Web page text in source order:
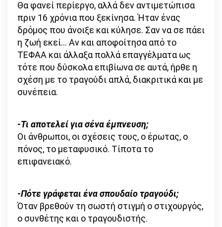
Θα φανεί περίεργο, αλλά δεν αντιμετώπισα
πριν 16 χρόνια που ξεκίνησα. Ήταν ένας
δρόμος που άνοιξε και κύλησε. Σαν να σε πάει
η ζωή εκεί… Αν και αποφοίτησα από το
ΤΕΦΑΑ και άλλαξα πολλά επαγγέλματα ως
τότε που δύσκολα επιβίωνα σε αυτά, ήρθε η
σχέση με το τραγούδι απλά, διακριτικά και με
συνέπεια.
-Τι αποτελεί για σένα έμπνευση;
Οι άνθρωποι, οι σχέσεις τους, ο έρωτας, ο
πόνος, το μεταφυσικό. Τίποτα το
επιφανειακό.
-Πότε γράφεται ένα σπουδαίο τραγούδι;
Όταν βρεθούν τη σωστή στιγμή ο στιχουργός,
ο συνθέτης και ο τραγουδιστής.